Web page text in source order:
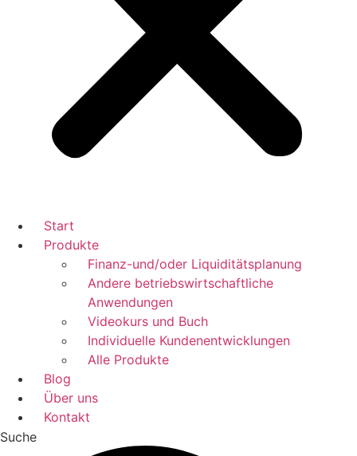
Start
Produkte
Finanz-und/oder Liquiditätsplanung
Andere betriebswirtschaftliche
Anwendungen
Videokurs und Buch
Individuelle Kundenentwicklungen
Alle Produkte
Blog
Über uns
Kontakt
Suche